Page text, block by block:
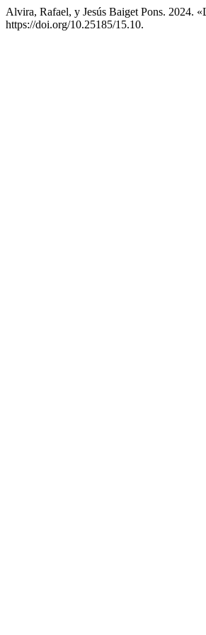
Alvira, Rafael, y Jesús Baiget Pons. 2024.
https://doi.org/10.25185/15.10.